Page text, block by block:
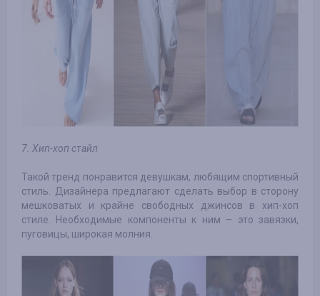
7. Хип-хоп стайл
Такой тренд понравится девушкам, любящим спортивный
стиль. Дизайнера предлагают сделать выбор в сторону
мешковатых и крайне свободных джинсов в хип-хоп
стиле. Необходимые компоненты к ним – это завязки,
пуговицы, широкая молния.